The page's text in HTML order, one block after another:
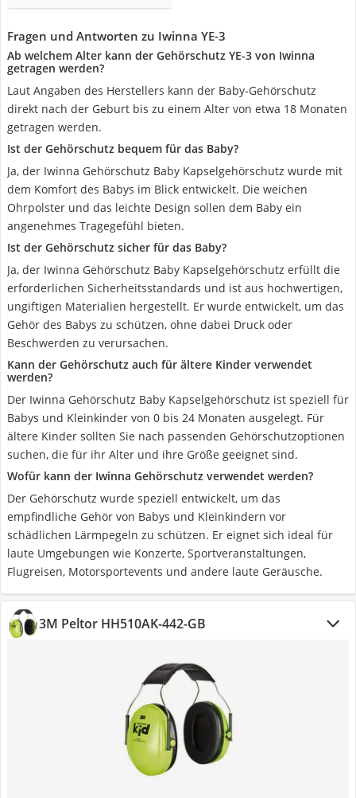
Fragen und Antworten zu Iwinna YE-3
Ab welchem Alter kann der Gehörschutz YE-3 von Iwinna
getragen werden?
Laut Angaben des Herstellers kann der Baby-Gehörschutz
direkt nach der Geburt bis zu einem Alter von etwa 18 Monaten
getragen werden.
Ist der Gehörschutz bequem für das Baby?
Ja, der Iwinna Gehörschutz Baby Kapselgehörschutz wurde mit
dem Komfort des Babys im Blick entwickelt. Die weichen
Ohrpolster und das leichte Design sollen dem Baby ein
angenehmes Tragegefühl bieten.
Ist der Gehörschutz sicher für das Baby?
Ja, der Iwinna Gehörschutz Baby Kapselgehörschutz erfüllt die
erforderlichen Sicherheitsstandards und ist aus hochwertigen,
ungiftigen Materialien hergestellt. Er wurde entwickelt, um das
Gehör des Babys zu schützen, ohne dabei Druck oder
Beschwerden zu verursachen.
Kann der Gehörschutz auch für ältere Kinder verwendet
werden?
Der Iwinna Gehörschutz Baby Kapselgehörschutz ist speziell für
Babys und Kleinkinder von 0 bis 24 Monaten ausgelegt. Für
ältere Kinder sollten Sie nach passenden Gehörschutzoptionen
suchen, die für ihr Alter und ihre Größe geeignet sind.
Wofür kann der Iwinna Gehörschutz verwendet werden?
Der Gehörschutz wurde speziell entwickelt, um das
empfindliche Gehör von Babys und Kleinkindern vor
schädlichen Lärmpegeln zu schützen. Er eignet sich ideal für
laute Umgebungen wie Konzerte, Sportveranstaltungen,
Flugreisen, Motorsportevents und andere laute Geräusche.
3M Peltor HH510AK-442-GB